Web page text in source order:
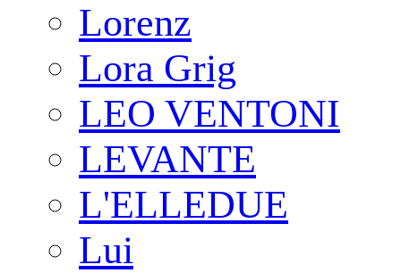
Lorenz
Lora Grig
LEO VENTONI
LEVANTE
L'ELLEDUE
Lui